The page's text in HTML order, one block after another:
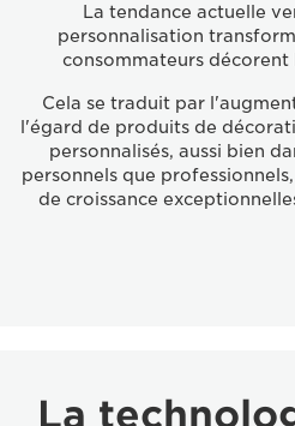
La tendance actuelle
personnalisation
consommateurs décorent
Cela se traduit par
l'égard de produits de
personnalisés, aussi bien
personnels que
de croissance
La